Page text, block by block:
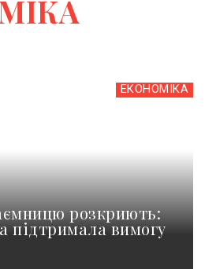
ЕКОНОМІКА
розкриють:
підтримала вимогу